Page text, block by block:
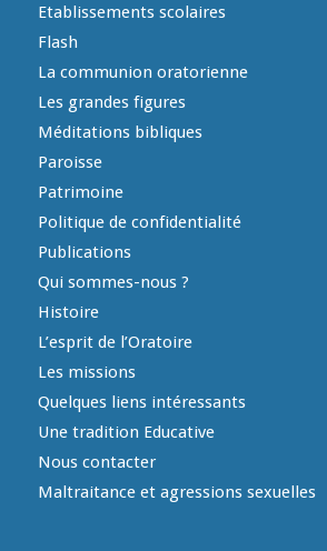
Etablissements scolaires
Flash
La communion oratorienne
Les grandes figures
Méditations bibliques
Paroisse
Patrimoine
Politique de confidentialité
Publications
Qui sommes-nous ?
Histoire
L’esprit de l’Oratoire
Les missions
Quelques liens intéressants
Une tradition Educative
Nous contacter
Maltraitance et agressions sexuelles